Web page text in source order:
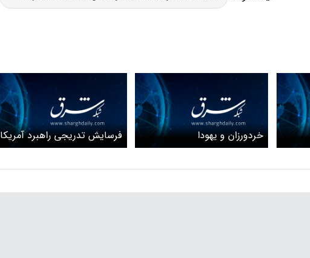
خردورزان و یهودا
فرسایش تدریجی راهبرد آمریکا
در غرب آسیا؛ از جنگ روایت‌ها